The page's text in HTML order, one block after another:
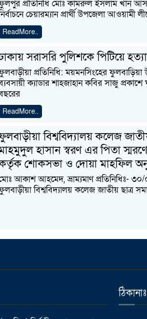
প্রতিনিধি মোঃ কামরুল ইসলাম খান
চেয়ারম্যান প্রার্থী উপজেলা
ReadMore..
সরাসরি পুলিশকে পিটিয়ে
প্রতিনিধি: ময়মনসিংহের ফুলবাড়িয়া
ক্যাডার শাহজাহান কবির সাজু
ReadMore..
বিশ্ববিদ্যালয় কলেজ
হাসান স্বরণ এর পিতা
শোকসভা ও দোয়া মাহফিল
আকাশ আহমেদ, ভ্রাম্যমাণ প্রতিনিধিঃ-
বিশ্ববিদ্যালয় কলেজ জাতীয় ছাত্র
ঠিকানাঃ